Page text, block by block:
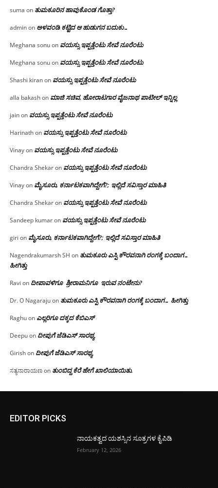
suma on ತುಮಕೂರಿನ ಹಾವುಕೊಂಡ ಗೊತ್ತಾ?
adminon ಅಳವಂಡಿ ಕಟ್ಟಿದ ಆ ಹುಡುಗನ ಬದುಕು…
Meghana sonuon ವಯಸ್ಸು ಇಪ್ಪತ್ತೆಂಟು ಸೇವೆ ನೂರೆಂಟು
Meghana sonuon ವಯಸ್ಸು ಇಪ್ಪತ್ತೆಂಟು ಸೇವೆ ನೂರೆಂಟು
Shashi kiranon ವಯಸ್ಸು ಇಪ್ಪತ್ತೆಂಟು ಸೇವೆ ನೂರೆಂಟು
alla bakashon ಮಾಜಿ ಸಚಿವ, ಹೋರಾಟಗಾರ ವೈಜನಾಥ ಪಾಟೀಲ್ ಇನ್ನಿಲ್ಲ
jainon ವಯಸ್ಸು ಇಪ್ಪತ್ತೆಂಟು ಸೇವೆ ನೂರೆಂಟು
Harinathon ವಯಸ್ಸು ಇಪ್ಪತ್ತೆಂಟು ಸೇವೆ ನೂರೆಂಟು
Vinayon ವಯಸ್ಸು ಇಪ್ಪತ್ತೆಂಟು ಸೇವೆ ನೂರೆಂಟು
Chandra Shekaron ವಯಸ್ಸು ಇಪ್ಪತ್ತೆಂಟು ಸೇವೆ ನೂರೆಂಟು
Vinayon ಮೈಸೂರು, ಕರ್ನಾಟಕವಾಗಿದ್ದೇಗೆ?; ಇಲ್ಲಿದೆ ಸವಿಸ್ತಾರ ಮಾಹಿತಿ
Chandra Shekaron ವಯಸ್ಸು ಇಪ್ಪತ್ತೆಂಟು ಸೇವೆ ನೂರೆಂಟು
Sandeep kumaron ವಯಸ್ಸು ಇಪ್ಪತ್ತೆಂಟು ಸೇವೆ ನೂರೆಂಟು
giri on ಮೈಸೂರು, ಕರ್ನಾಟಕವಾಗಿದ್ದೇಗೆ?; ಇಲ್ಲಿದೆ ಸವಿಸ್ತಾರ ಮಾಹಿತಿ
Nagendrakumarsh SH on ತುಮಕೂರು ಎಸ್ಪಿ ಕೌರವನಾಗಿ ರಂಗಕ್ಕೆ ಬಂದಾಗ…
ಹೀಗಿತ್ತು
Ravi on ದೀಪಾವಳಿಗೂ ಶ್ರೀರಾಮನಿಗೂ ಇರುವ ನಂಟೇನು?
Dr. O Nagarajuon ತುಮಕೂರು ಎಸ್ಪಿ ಕೌರವನಾಗಿ ರಂಗಕ್ಕೆ ಬಂದಾಗ… ಹೀಗಿತ್ತು
Raghuon ಎಲ್ಲರಿಗೂ ದಕ್ಕದ ಕೆಬಿಎಸ್
Deepuon ದೀಪುಗೆ ಜೆಡಿಎಸ್ ಸಾರಥ್ಯ
Girishon ದೀಪುಗೆ ಜೆಡಿಎಸ್ ಸಾರಥ್ಯ
ಸತ್ಯನಾರಾಯಣon ತುಂಬಿದ್ದ ಕೆರೆ ಹೇಗೆ ಖಾಲಿಯಾಯಿತು.
EDITOR PICKS
ನಾಯಕತ್ವದ ಯಶಸ್ಸಿನ ಸೂತ್ರಗಳ ಕೈಪಿಡಿ
February 12, 2026